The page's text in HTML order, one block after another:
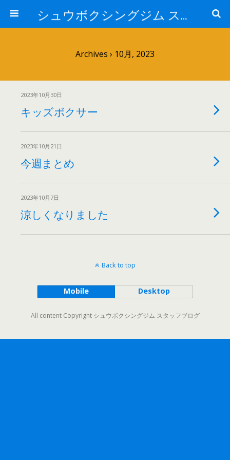
シュウボクシングジム スタッフブログ
Archives › 10月, 2023
2023年10月30日
キッズボクサー
2023年10月21日
今週まとめ
2023年10月7日
涼しくなりました
Back to top
Mobile Desktop
All content Copyright シュウボクシングジム スタッフブログ